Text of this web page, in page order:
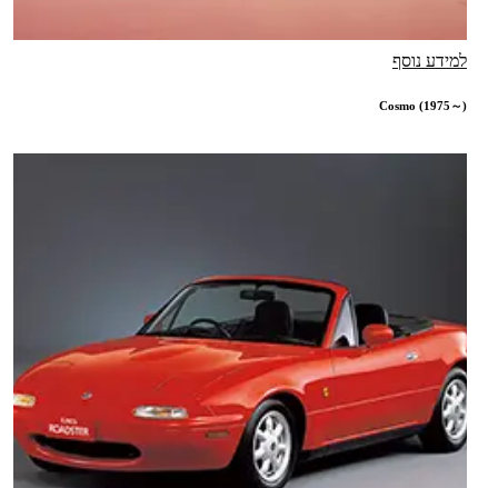
למידע נוסף
Cosmo (1975～)